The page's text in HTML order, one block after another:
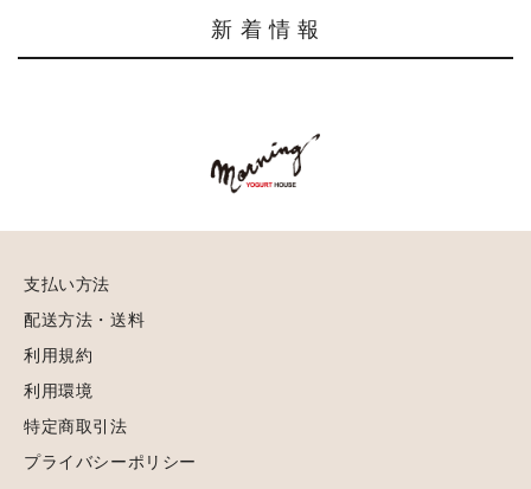
新 着 情 報
支払い方法
配送方法・送料
利用規約
利用環境
特定商取引法
プライバシーポリシー